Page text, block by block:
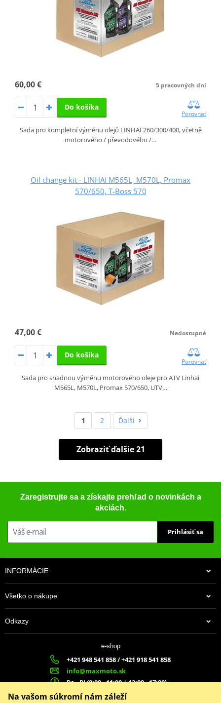
60,00 € 5 pracovných dní
Do košíka
Porovnať
Sada pro kompletní výměnu olejů LINHAI 260/300/400, včetně
motorového / převodového /…
Oil change kit - LINHAI M565L, M570L, Promax
570/650, T-Boss 570
47,00 € Nedostupné
Do košíka
Porovnať
Sada pro snadnou výměnu motorového oleje pro ATV Linhai
M565L, M570L, Promax 570/650, UTV…
1 2 Ďalší
Zobraziť ďalšie 21
Zaregistrujte sa a získajte prehľad o novinkách a
akciách.
Prihlásiť sa
INFORMÁCIE
Všetko o nákupe
Odkazy
e-shop
+421 948 541 858 / +421 918 541 858
info@maxmoto.sk
Po - Pi (8:00 - 11:00 | 12:00 - 17:00)
MAX
MOTO s.r.o.
Na vašom súkromí nám záleží